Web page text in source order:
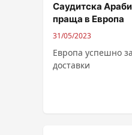
Саудитска
праща в Европа
31/05/2023
Европа успешно
доставки